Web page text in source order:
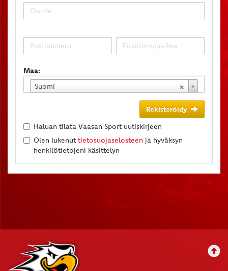
Maa:
Suomi
Rekisteröidy
Haluan tilata Vaasan Sport uutiskirjeen
Olen lukenuttietosuojaselosteen ja hyväksyn
henkilötietojeni käsittelyn